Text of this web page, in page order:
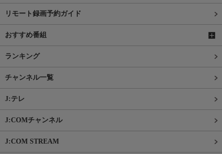
リモート録画予約ガイド
おすすめ番組
ランキング
チャンネル一覧
J:テレ
J:COMチャンネル
J:COM STREAM